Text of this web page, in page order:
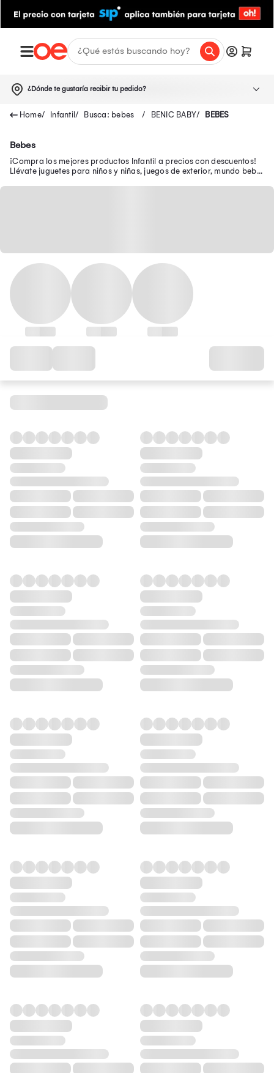
¿Dónde te gustaría recibir tu pedido?
Infantil Busca: bebes BENIC BABY BEBES
Bebes
¡Compra los mejores productos Infantil a precios con descuentos!
Llévate juguetes para niños y niñas, juegos de exterior, mundo bebé,